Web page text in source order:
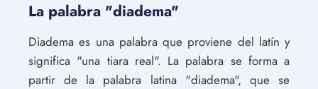
La palabra "diadema"
Diadema es una palabra que proviene del latín y
significa "una tiara real". La palabra se forma a
partir de la palabra latina "diadema", que se